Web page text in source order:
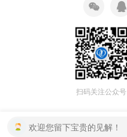
扫码关注公众号
欢迎您留下宝贵的见解！